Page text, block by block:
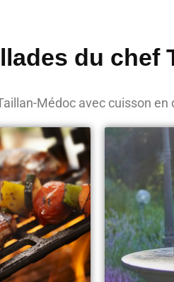
du chef
Médoc avec cuisson